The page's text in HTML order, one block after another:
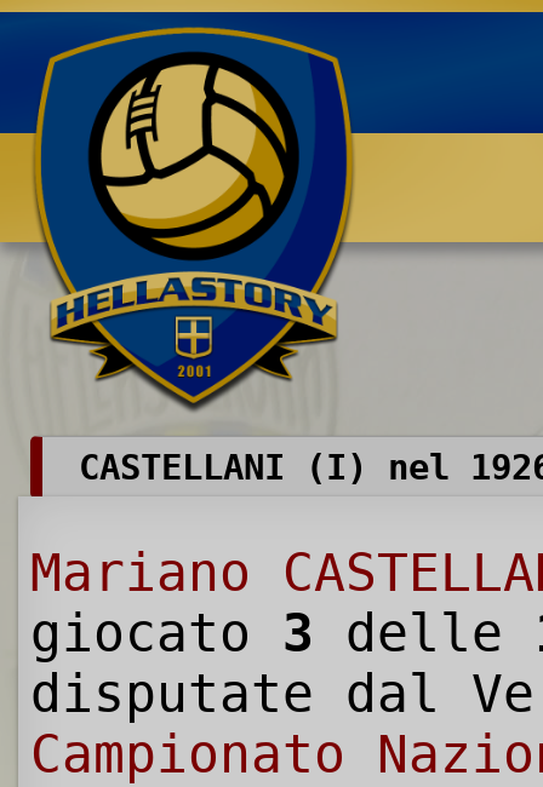
Benvenuti su HELLASTORY.net
CASTELLANI (I) nel
Mariano
giocato 3 delle
disputate dal
Campionato